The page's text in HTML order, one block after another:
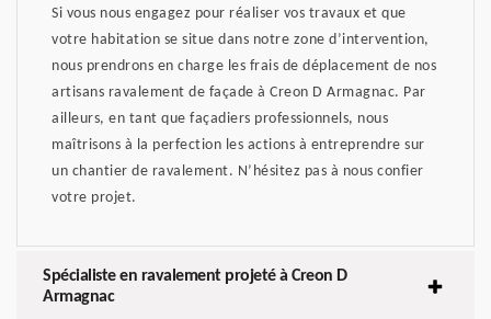
Si vous nous engagez pour réaliser vos travaux et que
votre habitation se situe dans notre zone d’intervention,
nous prendrons en charge les frais de déplacement de nos
artisans ravalement de façade à Creon D Armagnac. Par
ailleurs, en tant que façadiers professionnels, nous
maîtrisons à la perfection les actions à entreprendre sur
un chantier de ravalement. N’hésitez pas à nous confier
votre projet.
Spécialiste en ravalement projeté à Creon D
Armagnac